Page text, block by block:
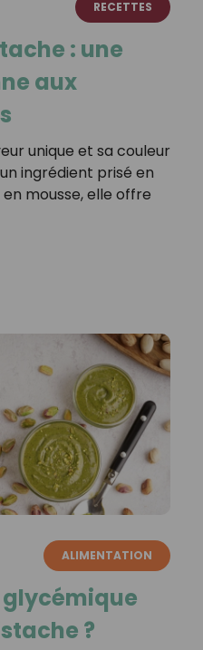
RECETTES
: une
aux
unique et sa couleur
ingrédient prisé en
mousse, elle offre
ALIMENTATION
glycémique
?